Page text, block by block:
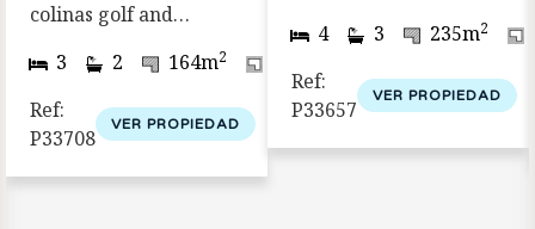
2
colinas golf and
costa
3 2 164m2
Ref:
P33708
VER PROPIEDAD
4
3 235m2
Ref:
P33657
VER PROPIEDAD